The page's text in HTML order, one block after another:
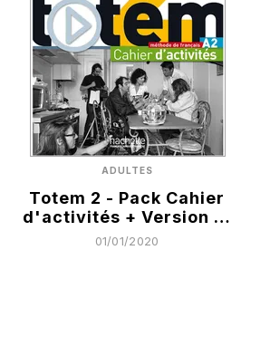
ADULTES
Totem 2 - Pack Cahier
d'activités + Version …
01/01/2020